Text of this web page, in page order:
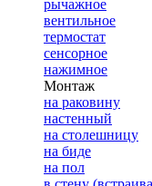
рычажное
вентильное
термостат
сенсорное
нажимное
Монтаж
на раковину
настенный
на столешницу
на биде
на пол